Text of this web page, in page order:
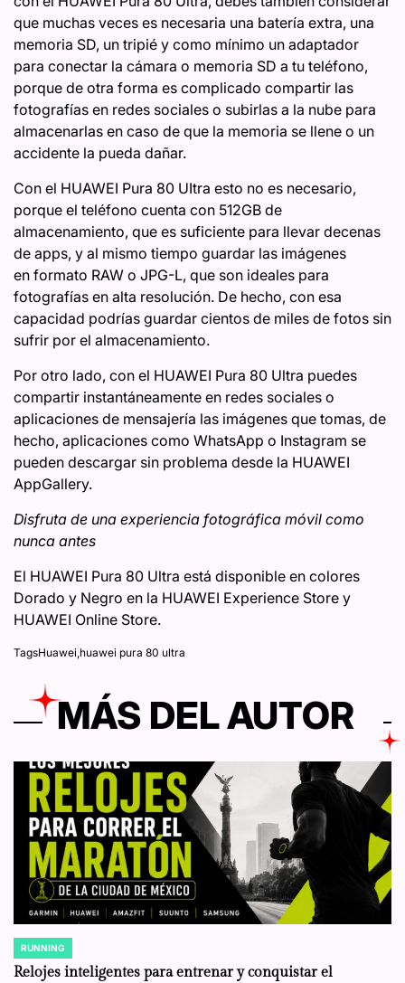
que muchas veces es necesaria una batería extra, una
memoria SD, un tripié y como mínimo un adaptador
para conectar la cámara o memoria SD a tu teléfono,
porque de otra forma es complicado compartir las
fotografías en redes sociales o subirlas a la nube para
almacenarlas en caso de que la memoria se llene o un
accidente la pueda dañar.
Con el HUAWEI Pura 80 UItra esto no es necesario,
porque el teléfono cuenta con 512GB de
almacenamiento, que es suficiente para llevar decenas
de apps, y al mismo tiempo guardar las imágenes
en formato RAW o JPG-L, que son ideales para
fotografías en alta resolución. De hecho, con esa
capacidad podrías guardar cientos de miles de fotos sin
sufrir por el almacenamiento.
Por otro lado, con el HUAWEI Pura 80 Ultra puedes
compartir instantáneamente en redes sociales o
aplicaciones de mensajería las imágenes que tomas, de
hecho, aplicaciones como WhatsApp o Instagram se
pueden descargar sin problema desde la HUAWEI
AppGallery.
Disfruta de una experiencia fotográfica móvil como
nunca antes
El HUAWEI Pura 80 Ultra está disponible en colores
Dorado y Negro en la HUAWEI Experience Store y
HUAWEI Online Store.
TagsHuawei,huawei pura 80 ultra
MÁS DEL AUTOR
POSTED
IN
RUNNING
Relojes inteligentes para entrenar y conquistar el